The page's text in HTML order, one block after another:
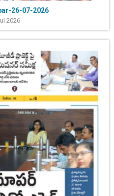
26-07-2026
2026